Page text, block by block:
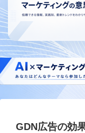
GDN広告の効